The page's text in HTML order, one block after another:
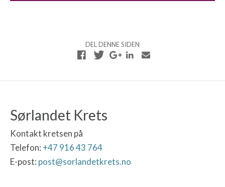
DEL DENNE SIDEN
Sørlandet Krets
Kontakt kretsen på
Telefon: +47 916 43 764
E-post: post@sorlandetkrets.no